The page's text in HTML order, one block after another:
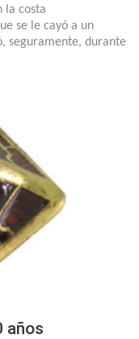
la costa
se le cayó a un
seguramente, durante
años